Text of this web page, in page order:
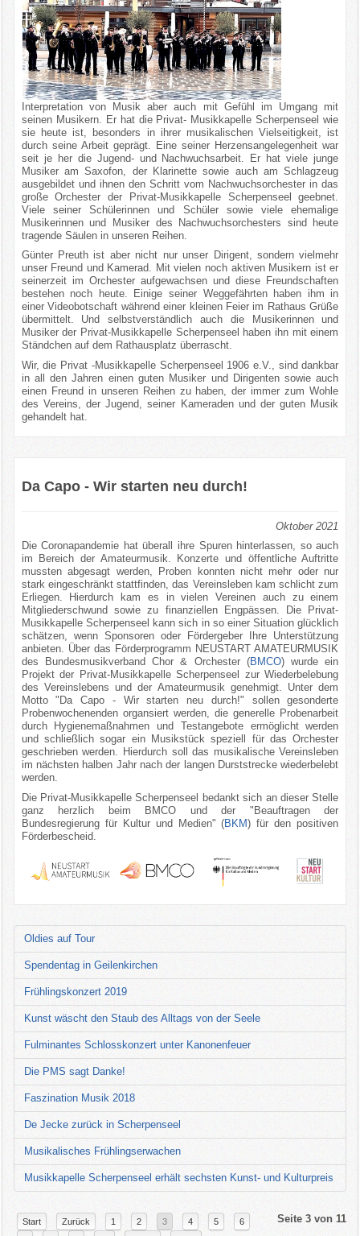
Interpretation von Musik aber auch mit Gefühl im Umgang mit
seinen Musikern. Er hat die Privat- Musikkapelle Scherpenseel wie
sie heute ist, besonders in ihrer musikalischen Vielseitigkeit, ist
durch seine Arbeit geprägt. Eine seiner Herzensangelegenheit war
seit je her die Jugend- und Nachwuchsarbeit. Er hat viele junge
Musiker am Saxofon, der Klarinette sowie auch am Schlagzeug
ausgebildet und ihnen den Schritt vom Nachwuchsorchester in das
große Orchester der Privat-Musikkapelle Scherpenseel geebnet.
Viele seiner Schülerinnen und Schüler sowie viele ehemalige
Musikerinnen und Musiker des Nachwuchsorchesters sind heute
tragende Säulen in unseren Reihen.
Günter Preuth ist aber nicht nur unser Dirigent, sondern vielmehr
unser Freund und Kamerad. Mit vielen noch aktiven Musikern ist er
seinerzeit im Orchester aufgewachsen und diese Freundschaften
bestehen noch heute. Einige seiner Weggefährten haben ihm in
einer Videobotschaft während einer kleinen Feier im Rathaus Grüße
übermittelt. Und selbstverständlich auch die Musikerinnen und
Musiker der Privat-Musikkapelle Scherpenseel haben ihn mit einem
Ständchen auf dem Rathausplatz überrascht.
Wir, die Privat -Musikkapelle Scherpenseel 1906 e.V., sind dankbar
in all den Jahren einen guten Musiker und Dirigenten sowie auch
einen Freund in unseren Reihen zu haben, der immer zum Wohle
des Vereins, der Jugend, seiner Kameraden und der guten Musik
gehandelt hat.
Da Capo - Wir starten neu durch!
Oktober 2021
Die Coronapandemie hat überall ihre Spuren hinterlassen, so auch
im Bereich der Amateurmusik. Konzerte und öffentliche Auftritte
mussten abgesagt werden, Proben konnten nicht mehr oder nur
stark eingeschränkt stattfinden, das Vereinsleben kam schlicht zum
Erliegen. Hierdurch kam es in vielen Vereinen auch zu einem
Mitgliederschwund sowie zu finanziellen Engpässen. Die Privat-
Musikkapelle Scherpenseel kann sich in so einer Situation glücklich
schätzen, wenn Sponsoren oder Fördergeber Ihre Unterstützung
anbieten. Über das Förderprogramm NEUSTART AMATEURMUSIK
des Bundesmusikverband Chor & Orchester (BMCO) wurde ein
Projekt der Privat-Musikkapelle Scherpenseel zur Wiederbelebung
des Vereinslebens und der Amateurmusik genehmigt. Unter dem
Motto "Da Capo - Wir starten neu durch!" sollen gesonderte
Probenwochenenden organsiert werden, die generelle Probenarbeit
durch Hygienemaßnahmen und Testangebote ermöglicht werden
und schließlich sogar ein Musikstück speziell für das Orchester
geschrieben werden. Hierdurch soll das musikalische Vereinsleben
im nächsten halben Jahr nach der langen Durststrecke wiederbelebt
werden.
Die Privat-Musikkapelle Scherpenseel bedankt sich an dieser Stelle
ganz herzlich beim BMCO und der "Beauftragen der
Bundesregierung für Kultur und Medien" (BKM) für den positiven
Förderbescheid.
Oldies auf Tour
Spendentag in Geilenkirchen
Frühlingskonzert 2019
Kunst wäscht den Staub des Alltags von der Seele
Fulminantes Schlosskonzert unter Kanonenfeuer
Die PMS sagt Danke!
Faszination Musik 2018
De Jecke zurück in Scherpenseel
Musikalisches Frühlingserwachen
Musikkapelle Scherpenseel erhält sechsten Kunst- und Kulturpreis
Seite 3 von 11
Start Zurück 1 2 3 4 5
6